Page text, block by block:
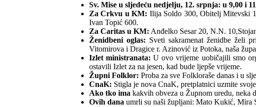
Sv. Mise u sljedeću nedjelju, 12. srpnja: u 9,00 i
Za Crkvu u KM: Ilija Soldo 300, Obitelj Mitevski
Ivan Topić 600.
Za Caritas u KM: Anđelko Sesar 20, N.N.
Ženidbeni oglas: Sveti sakramenat ženidbe želi
Vitomirova i Dragice r. Azinović iz Potoka, naša
Izlet ministranata: U ovo vrijeme uobičajili smo
ostavili Izlet za na jesen, kad bude ljepše vrijeme.
Župni Folklor: Proba za sve Folkloraše danas i u
CnaK: Stigla je nova CnaK, pretplatnici uzmite
Ako tko imakakvih obveza u Župnom uredu, neka
Ovih danaumrli su naši župljani: Mato Kukić, Mira